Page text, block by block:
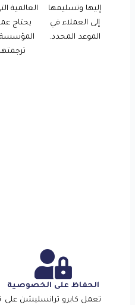
إليها وتسليمها
إلى العملاء في
الموعد المحدد.
العالمية
يحتاج
المؤسسة
الحفاظ على الخصوصية
تعمل كايرو ترانسليشن على